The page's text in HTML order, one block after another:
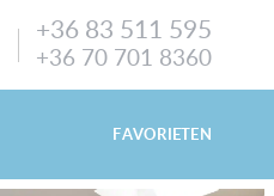
+36 83 511 595
+36 70 701 8360
FAVORIETEN